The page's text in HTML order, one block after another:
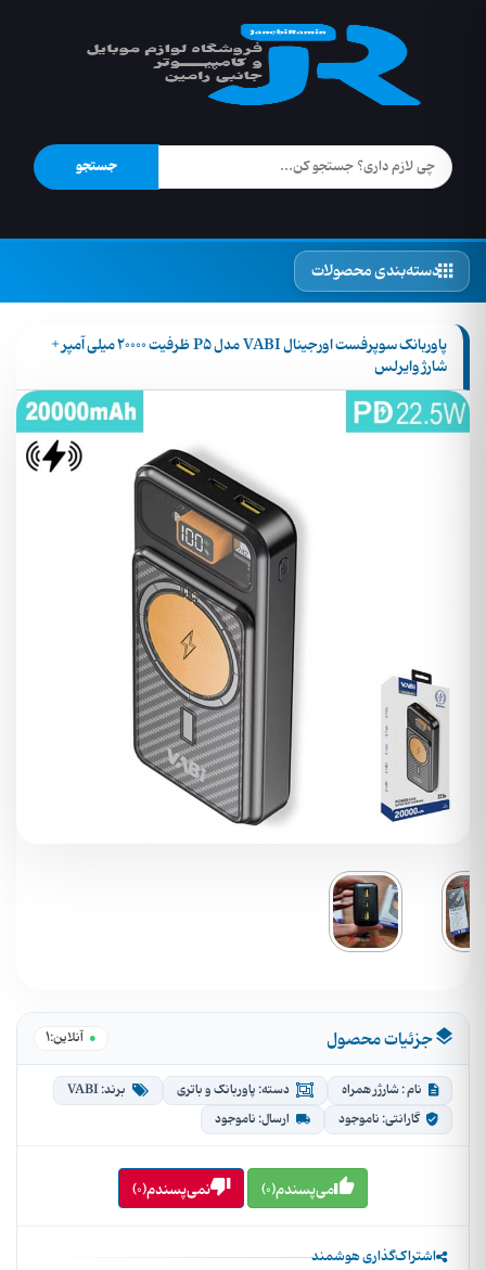
جستجو
دسته‌بندی محصولات
پاوربانک سوپرفست اورجینال VABI مدل P5 ظرفیت 20000 میلی آمپر +
شارژ وایرلس
جزئیات محصول ● آنلاین:1
نام : شارژر همراه دسته: پاوربانک و باتری
برند: VABI
گارانتی: ناموجود
ارسال: ناموجود
می‌پسندم(0) نمی‌پسندم(0)
اشتراک‌گذاری هوشمند